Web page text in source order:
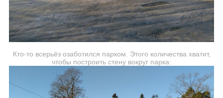
Кто-то всерьёз озаботился парком. Этого количества хватит,
чтобы построить стену вокруг парка: